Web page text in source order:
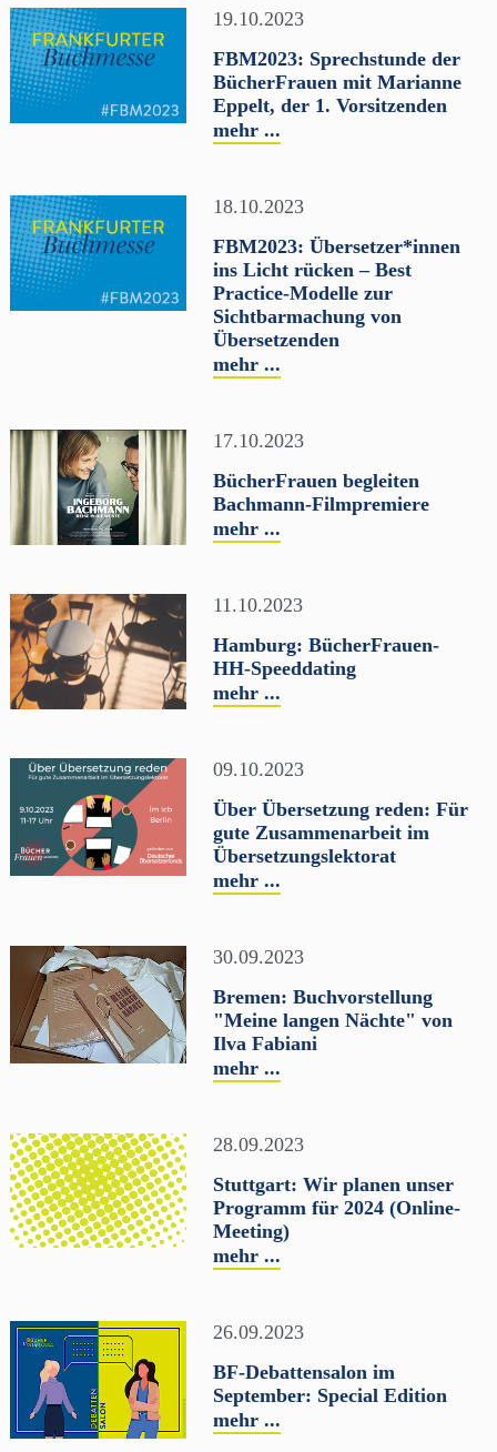
19.10.2023
FBM2023: Sprechstunde der
BücherFrauen mit Marianne
Eppelt, der 1. Vorsitzenden
mehr ...
18.10.2023
FBM2023: Übersetzer*innen
ins Licht rücken – Best
Practice-Modelle zur
Sichtbarmachung von
Übersetzenden
mehr ...
17.10.2023
BücherFrauen begleiten
Bachmann-Filmpremiere
mehr ...
11.10.2023
Hamburg: BücherFrauen-
HH-Speeddating
mehr ...
09.10.2023
Über Übersetzung reden: Für
gute Zusammenarbeit im
Übersetzungslektorat
mehr ...
30.09.2023
Bremen: Buchvorstellung
"Meine langen Nächte" von
Ilva Fabiani
mehr ...
28.09.2023
Stuttgart: Wir planen unser
Programm für 2024 (Online-
Meeting)
mehr ...
26.09.2023
BF-Debattensalon im
September: Special Edition
mehr ...